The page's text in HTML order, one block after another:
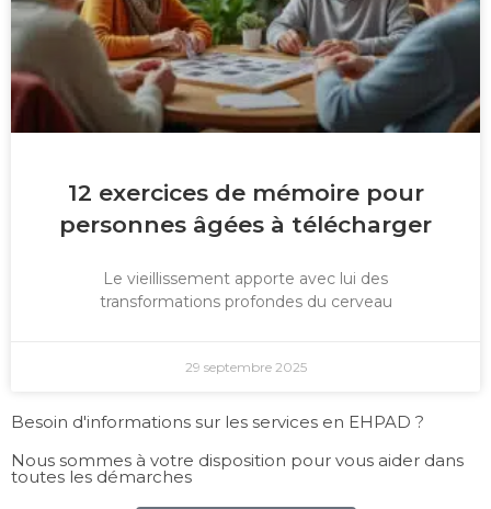
12 exercices de mémoire pour
personnes âgées à télécharger
Le vieillissement apporte avec lui des
transformations profondes du cerveau
29 septembre 2025
Besoin d'informations sur les services en EHPAD ?
Nous sommes à votre disposition pour vous aider dans
toutes les démarches